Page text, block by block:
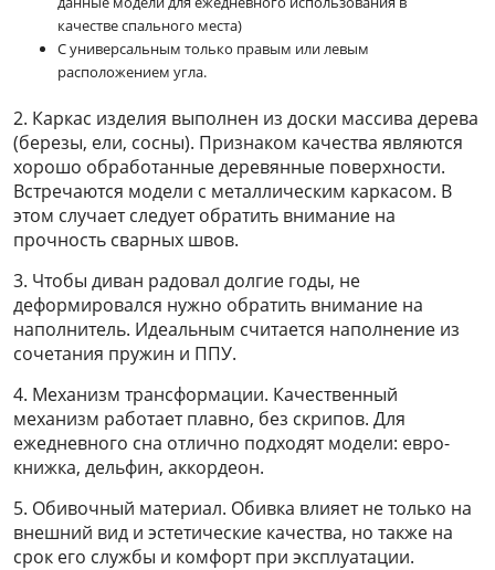
качестве спального места)
С универсальным только правым или левым
расположением угла.
2. Каркас изделия выполнен из доски массива дерева
(березы, ели, сосны). Признаком качества являются
хорошо обработанные деревянные поверхности.
Встречаются модели с металлическим каркасом. В
этом случает следует обратить внимание на
прочность сварных швов.
3. Чтобы диван радовал долгие годы, не
деформировался нужно обратить внимание на
наполнитель. Идеальным считается наполнение из
сочетания пружин и ППУ.
4. Механизм трансформации. Качественный
механизм работает плавно, без скрипов. Для
ежедневного сна отлично подходят модели: евро-
книжка, дельфин, аккордеон.
5. Обивочный материал. Обивка влияет не только на
внешний вид и эстетические качества, но также на
срок его службы и комфорт при эксплуатации.